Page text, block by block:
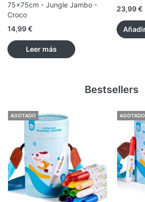
75x75cm - Jungle Jambo -
Croco
14,99€
Leer más
23,99€
Bestsellers
AGOTADO AGOTADO